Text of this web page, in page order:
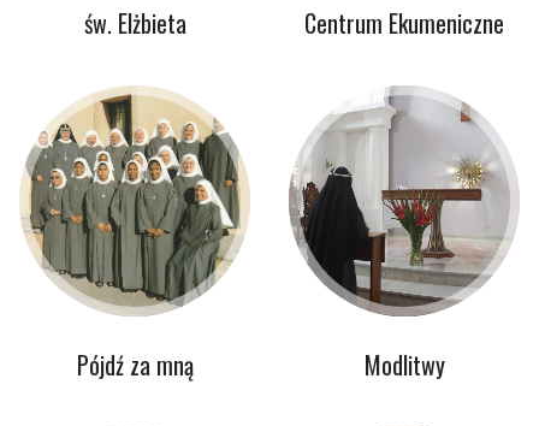
św. Elżbieta Centrum Ekumeniczne
Pójdź za mną Modlitwy